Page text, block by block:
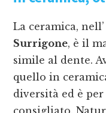
La ceramica,
Surrigone, è il
simile al dente.
quello in
diversità ed è